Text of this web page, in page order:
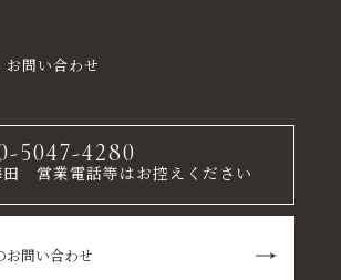
お問い合わせ
5047-4280
営業電話等はお控えください
お問い合わせ